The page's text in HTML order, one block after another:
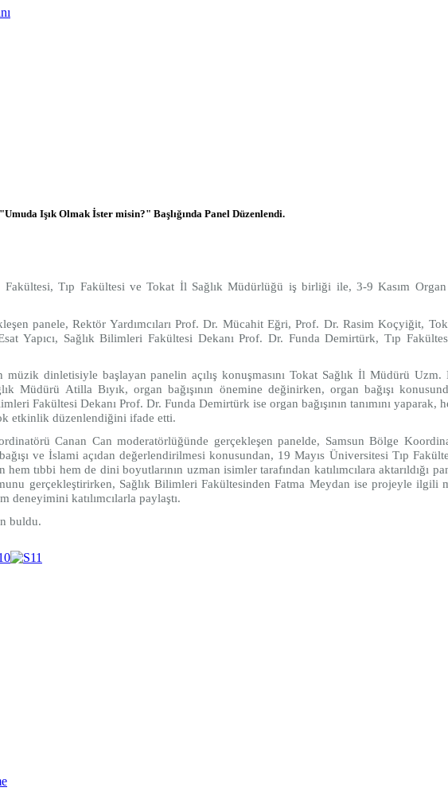
Işık Olmak İster misin?" Başlığında Panel Düzenlendi.
Tıp Fakültesi ve Tokat İl Sağlık Müdürlüğü iş birliği ile, 3-9 Kasım
panele, Rektör Yardımcıları Prof. Dr. Mücahit Eğri, Prof. Dr. Rasim Koçyiğit,
Yapıcı, Sağlık Bilimleri Fakültesi Dekanı Prof. Dr. Funda Demirtürk, Tıp
dinletisiyle başlayan panelin açılış konuşmasını Tokat Sağlık İl Müdürü
Müdürü Atilla Bıyık, organ bağışının önemine değinirken, organ bağışı
Fakültesi Dekanı Prof. Dr. Funda Demirtürk ise organ bağışının tanımını yaparak,
etkinlik düzenlendiğini ifade etti.
Canan Can moderatörlüğünde gerçekleşen panelde, Samsun Bölge
ve İslami açıdan değerlendirilmesi konusundan, 19 Mayıs Üniversitesi Tıp
hem tıbbi hem de dini boyutlarının uzman isimler tarafından katılımcılara
gerçekleştirirken, Sağlık Bilimleri Fakültesinden Fatma Meydan ise projeyle ilgili
katılımcılarla paylaştı.
buldu.